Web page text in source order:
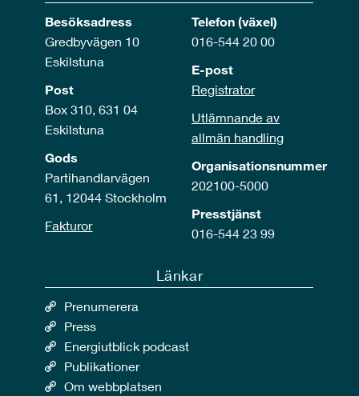
Besöksadress
Gredbyvägen 10
Eskilstuna
Post
Box 310, 631 04
Eskilstuna
Gods
Partihandlarvägen
61, 12044 Stockholm
Fakturor
Telefon (växel)
016-544 20 00
E-post
Registrator
Utlämnande av
allmän handling
Organisationsnummer
202100-5000
Presstjänst
016-544 23 99
Länkar
Prenumerera
Press
Energiutblick podcast
Publikationer
Om webbplatsen